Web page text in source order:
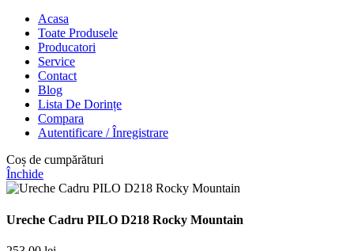
Acasa
Toate Produsele
Producatori
Service
Contact
Blog
Lista De Dorințe
Compara
Autentificare / Înregistrare
Coș de cumpărături
Închide
Ureche Cadru PILO D218 Rocky Mountain